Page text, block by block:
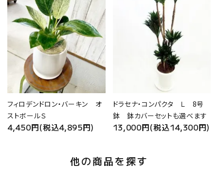
フィロデンドロン・バーキン オ
ストボールＳ
4,450円(税込4,895円)
ドラセナ・コンパクタ Ｌ 8号
鉢 鉢カバーセットも選べます
13,000円(税込14,300円)
他の商品を探す